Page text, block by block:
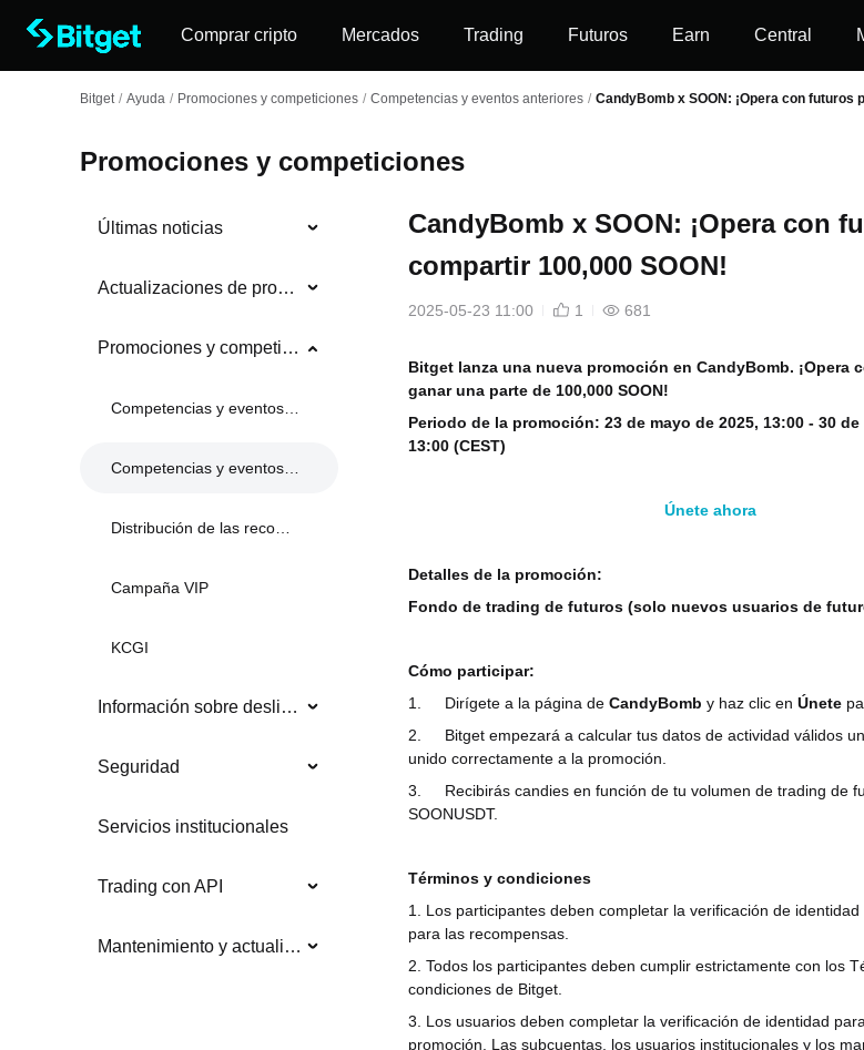
Comprar cripto Mercados Trading Futuros Earn Central
Bitget / Ayuda / Promociones y competiciones / Competencias y eventos anteriores / CandyBomb x SOON: ¡Opera con futuros
Promociones y competiciones
Últimas noticias
Actualizaciones de producto
Promociones y competiciones
Competencias y eventos en curso
Competencias y eventos anteriores
Distribución de las recompensas
Campaña VIP
KCGI
Información sobre deslistados
Seguridad
Servicios institucionales
Trading con API
Mantenimiento y actualizaciones del sistema
CandyBomb x SOON: ¡Opera con
compartir 100,000 SOON!
2025-05-23 11:00 1 681
Bitget lanza una nueva promoción en CandyBomb. ¡Opera
ganar una parte de 100,000 SOON!
Periodo de la promoción: 23 de mayo de 2025, 13:00 - 30
13:00 (CEST)
Únete ahora
Detalles de la promoción:
Fondo de trading de futuros (solo nuevos usuarios de
Cómo participar:
1.
Dirígete a la página de CandyBomb y haz clic en Únete
2.
Bitget empezará a calcular tus datos de actividad válidos
unido correctamente a la promoción.
3.
Recibirás candies en función de tu volumen de trading de
SOONUSDT.
Términos y condiciones
1. Los participantes deben completar la verificación de
para las recompensas.
2. Todos los participantes deben cumplir estrictamente con los
condiciones de Bitget.
3. Los usuarios deben completar la verificación de identidad
promoción. Las subcuentas, los usuarios institucionales y los